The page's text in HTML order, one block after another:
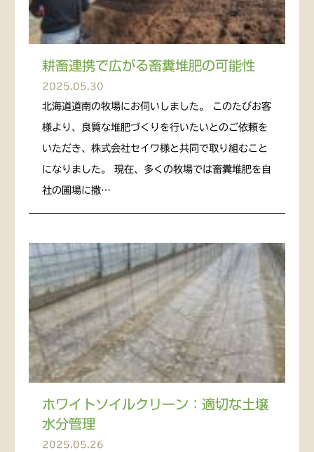
耕畜連携で広がる畜糞堆肥の可能性
2025.05.30
北海道道南の牧場にお伺いしました。 このたびお客
様より、良質な堆肥づくりを行いたいとのご依頼を
いただき、株式会社セイワ様と共同で取り組むこと
になりました。 現在、多くの牧場では畜糞堆肥を自
社の圃場に撒…
ホワイトソイルクリーン：適切な土壌
水分管理
2025.05.26